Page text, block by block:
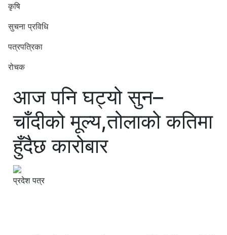
कृषि
सुचना प्रविधि
पत्रपत्रिका
रोचक
आज पनि घट्यो सुन–
चाँदीको मूल्य,तोलाको कतिमा
हुँदैछ कारोबार
प्रदेश पत्र